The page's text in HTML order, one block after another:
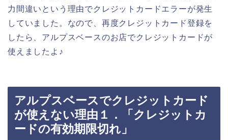
力間違いという理由でクレジットカードエラーが発生
していました。なので、再度クレジットカード登録を
したら、アルプスベースのお店でクレジットカードが
使えましたよ♪
アルプスベースでクレジットカード
が使えない理由１．「クレジットカ
ードの有効期限切れ」